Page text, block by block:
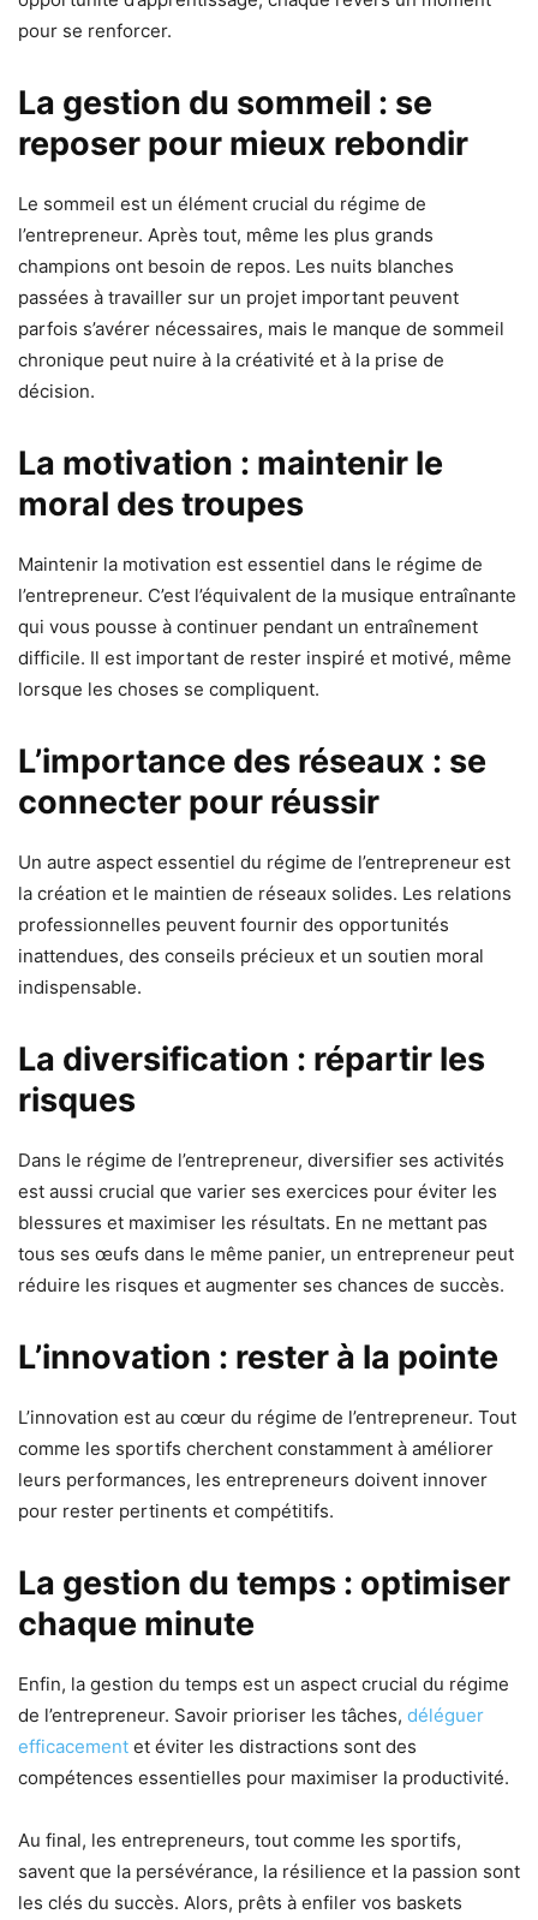
pour se renforcer.
La gestion du sommeil : se
reposer pour mieux rebondir
Le sommeil est un élément crucial du régime de
l’entrepreneur. Après tout, même les plus grands
champions ont besoin de repos. Les nuits blanches
passées à travailler sur un projet important peuvent
parfois s’avérer nécessaires, mais le manque de sommeil
chronique peut nuire à la créativité et à la prise de
décision.
La motivation : maintenir le
moral des troupes
Maintenir la motivation est essentiel dans le régime de
l’entrepreneur. C’est l’équivalent de la musique entraînante
qui vous pousse à continuer pendant un entraînement
difficile. Il est important de rester inspiré et motivé, même
lorsque les choses se compliquent.
L’importance des réseaux : se
connecter pour réussir
Un autre aspect essentiel du régime de l’entrepreneur est
la création et le maintien de réseaux solides. Les relations
professionnelles peuvent fournir des opportunités
inattendues, des conseils précieux et un soutien moral
indispensable.
La diversification : répartir les
risques
Dans le régime de l’entrepreneur, diversifier ses activités
est aussi crucial que varier ses exercices pour éviter les
blessures et maximiser les résultats. En ne mettant pas
tous ses œufs dans le même panier, un entrepreneur peut
réduire les risques et augmenter ses chances de succès.
L’innovation : rester à la pointe
L’innovation est au cœur du régime de l’entrepreneur. Tout
comme les sportifs cherchent constamment à améliorer
leurs performances, les entrepreneurs doivent innover
pour rester pertinents et compétitifs.
La gestion du temps : optimiser
chaque minute
Enfin, la gestion du temps est un aspect crucial du régime
de l’entrepreneur. Savoir prioriser les tâches, déléguer
efficacement et éviter les distractions sont des
compétences essentielles pour maximiser la productivité.
Au final, les entrepreneurs, tout comme les sportifs,
savent que la persévérance, la résilience et la passion sont
les clés du succès. Alors, prêts à enfiler vos baskets